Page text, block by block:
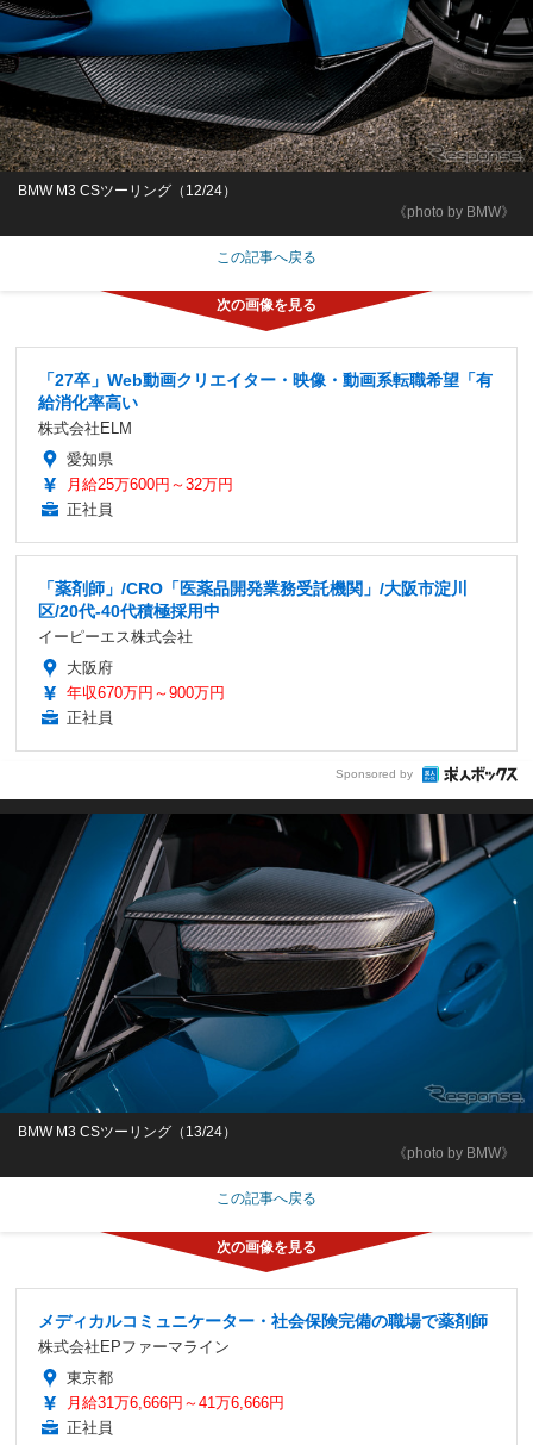
《photo by BMW》
BMW M3 CSツーリング（12/24）
この記事へ戻る
「27卒」Web動画クリエイター・映像・動画系転職希望「有
給消化率高い
株式会社ELM
愛知県
月給25万600円～32万円
正社員
「薬剤師」/CRO「医薬品開発業務受託機関」/大阪市淀川
区/20代-40代積極採用中
イーピーエス株式会社
大阪府
年収670万円～900万円
正社員
Sponsored by
《photo by BMW》
BMW M3 CSツーリング（13/24）
この記事へ戻る
メディカルコミュニケーター・社会保険完備の職場で薬剤師
株式会社EPファーマライン
東京都
月給31万6,666円～41万6,666円
正社員